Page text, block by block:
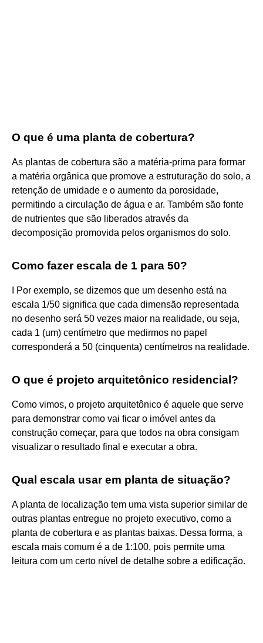
O que é uma planta de cobertura?
As plantas de cobertura são a matéria-prima para formar
a matéria orgânica que promove a estruturação do solo, a
retenção de umidade e o aumento da porosidade,
permitindo a circulação de água e ar. Também são fonte
de nutrientes que são liberados através da
decomposição promovida pelos organismos do solo.
Como fazer escala de 1 para 50?
I Por exemplo, se dizemos que um desenho está na
escala 1/50 significa que cada dimensão representada
no desenho será 50 vezes maior na realidade, ou seja,
cada 1 (um) centímetro que medirmos no papel
corresponderá a 50 (cinquenta) centímetros na realidade.
O que é projeto arquitetônico residencial?
Como vimos, o projeto arquitetônico é aquele que serve
para demonstrar como vai ficar o imóvel antes da
construção começar, para que todos na obra consigam
visualizar o resultado final e executar a obra.
Qual escala usar em planta de situação?
A planta de localização tem uma vista superior similar de
outras plantas entregue no projeto executivo, como a
planta de cobertura e as plantas baixas. Dessa forma, a
escala mais comum é a de 1:100, pois permite uma
leitura com um certo nível de detalhe sobre a edificação.